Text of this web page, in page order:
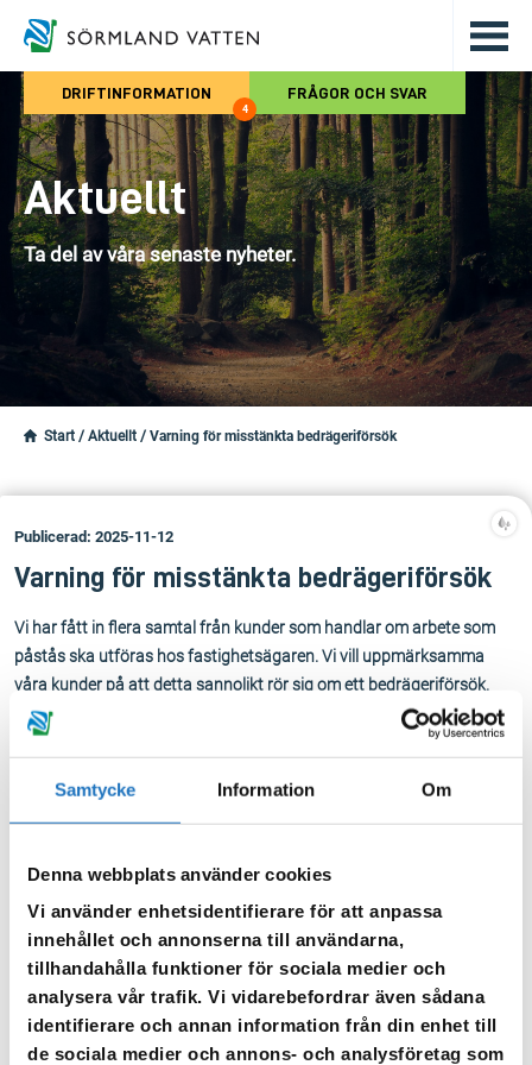
Samtycke Information Om
Denna webbplats använder cookies
Vi använder enhetsidentifierare för att anpassa
innehållet och annonserna till användarna,
tillhandahålla funktioner för sociala medier och
analysera vår trafik. Vi vidarebefordrar även sådana
identifierare och annan information från din enhet till
de sociala medier och annons- och analysföretag som
Hoppa till det huvudsakliga
DRIFTINFORMATION
4
FRÅGOR OCH SVAR
Aktuellt
Ta del av våra senaste nyheter.
Start / Aktuellt / Varning för misstänkta bedrägeriförsök
Publicerad: 2025-11-12
Varning för misstänkta bedrägeriförsök
Vi har fått in flera samtal från kunder som handlar om arbete som
påstås ska utföras hos fastighetsägaren. Vi vill uppmärksamma
våra kunder på att detta sannolikt rör sig om ett bedrägeriförsök.
Sörmland Vatten och Avfall AB utför inte arbeten som är
fastighetsägarens ansvar. Vårt ansvar omfattar ledningar utanför
fastighetsägarens tomtgräns – med undantag för vattenmätaren
Om du får ett sms, mejl eller samtal om att arbete ska utföras
hemma hos dig, som du inte har beställt, lämna inte ut några
uppgifter och klicka inte på några länkar. Är du osäker – kontakta
Polisen för rådgivning och eventuell anmälan.
Polisen – ring 114 14 eller besökpolisen.se
Läs mer hos Katrineholms-Kuriren:Mystiska sms om VVS-jobb –